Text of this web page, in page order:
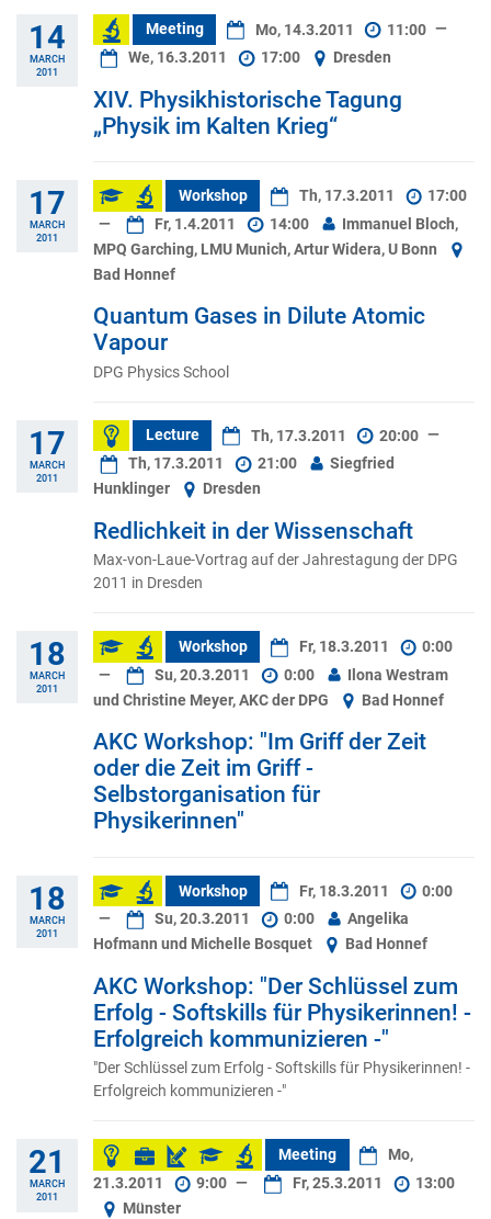
14
MARCH
2011
Meeting Mo, 14.3.2011 11:00 —
We, 16.3.2011
17:00 Dresden
XIV. Physikhistorische Tagung
„Physik im Kalten Krieg“
17
MARCH
2011
Workshop Th, 17.3.2011
17:00
—
Fr, 1.4.2011 14:00
Immanuel Bloch,
MPQ Garching, LMU Munich, Artur Widera, U Bonn
Bad Honnef
Quantum Gases in Dilute Atomic
Vapour
DPG Physics School
17
MARCH
2011
Lecture Th, 17.3.2011 20:00 —
Th, 17.3.2011
21:00
Siegfried
Hunklinger
Dresden
Redlichkeit in der Wissenschaft
Max-von-Laue-Vortrag auf der Jahrestagung der DPG
2011 in Dresden
18
MARCH
2011
Workshop Fr, 18.3.2011
0:00
—
Su, 20.3.2011 0:00
Ilona Westram
und Christine Meyer, AKC der DPG
Bad Honnef
AKC Workshop: "Im Griff der Zeit
oder die Zeit im Griff -
Selbstorganisation für
Physikerinnen"
18
MARCH
2011
Workshop Fr, 18.3.2011
0:00
—
Su, 20.3.2011 0:00
Angelika
Hofmann und Michelle Bosquet
Bad Honnef
AKC Workshop: "Der Schlüssel zum
Erfolg - Softskills für Physikerinnen! -
Erfolgreich kommunizieren -"
"Der Schlüssel zum Erfolg - Softskills für Physikerinnen! -
Erfolgreich kommunizieren -"
21
MARCH
2011
Meeting
Mo,
21.3.2011
9:00 — Fr, 25.3.2011
13:00
Münster